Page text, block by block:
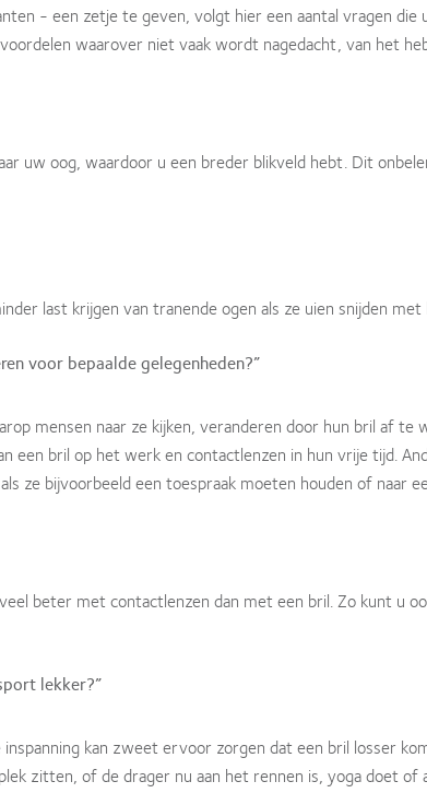
- een zetje te geven, volgt hier een aantal vragen die
waarover niet vaak wordt nagedacht, van het
uw oog, waardoor u een breder blikveld hebt. Dit
last krijgen van tranende ogen als ze uien snijden met
voor bepaalde gelegenheden?”
mensen naar ze kijken, veranderen door hun bril af te
een bril op het werk en contactlenzen in hun vrije tijd.
ze bijvoorbeeld een toespraak moeten houden of naar
beter met contactlenzen dan met een bril. Zo kunt u
lekker?”
inspanning kan zweet ervoor zorgen dat een bril losser
zitten, of de drager nu aan het rennen is, yoga doet of